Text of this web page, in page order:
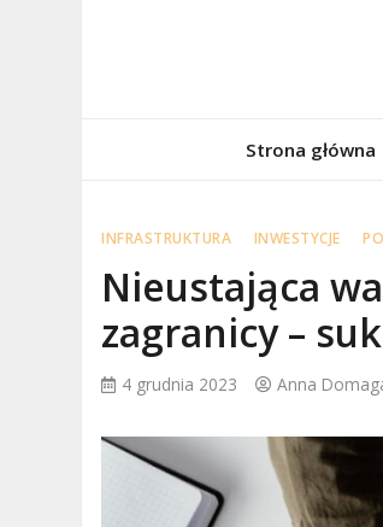
Strona główna
INFRASTRUKTURA INWESTYCJE
Nieustająca
zagranicy –
4 grudnia 2023 Anna